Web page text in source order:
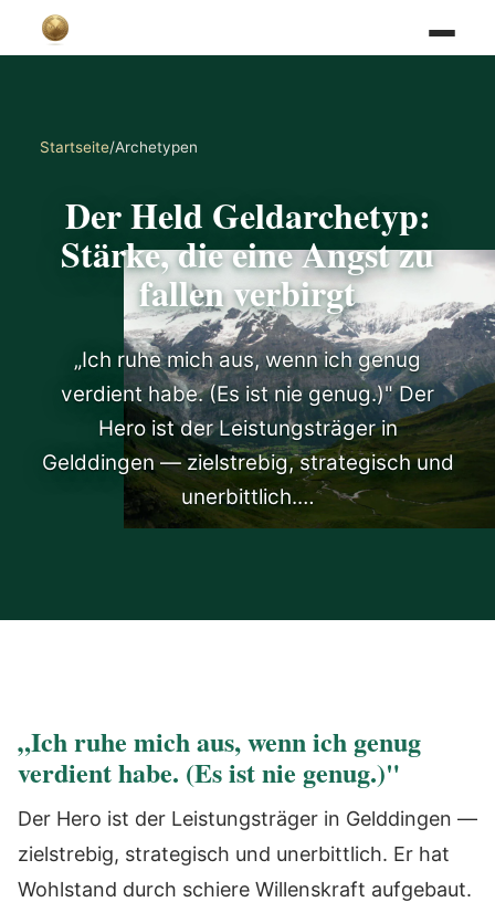
Startseite/Archetypen
Der Held Geldarchetyp:
Stärke, die eine Angst zu
fallen verbirgt
„Ich ruhe mich aus, wenn ich genug
verdient habe. (Es ist nie genug.)" Der
Hero ist der Leistungsträger in
Gelddingen — zielstrebig, strategisch und
unerbittlich.…
„Ich ruhe mich aus, wenn ich genug
verdient habe. (Es ist nie genug.)"
Der Hero ist der Leistungsträger in Gelddingen —
zielstrebig, strategisch und unerbittlich. Er hat
Wohlstand durch schiere Willenskraft aufgebaut.